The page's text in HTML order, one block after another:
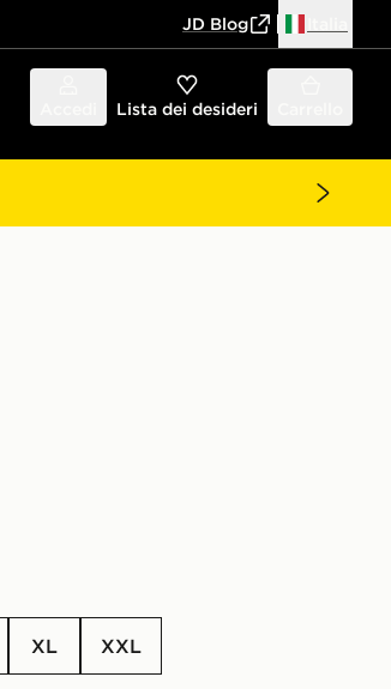
JD Blog
Lista dei desideri
XL XXL